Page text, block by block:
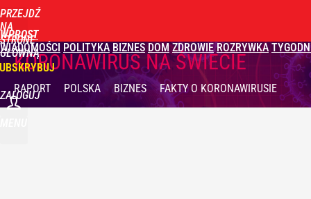
PRZEJDŹ
NA
STRONĘ
GŁÓWNĄ
WPROST
WIADOMOŚCI POLITYKA BIZNES DOM ZDROWIE ROZRYWKA
ZALOGUJ
KORONAWIRUS NA ŚWIECIE
RAPORT POLSKA BIZNES FAKTYO KORONAWIRUSIE